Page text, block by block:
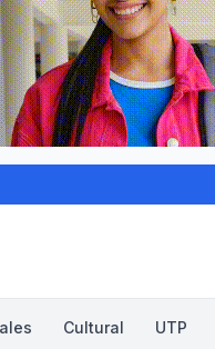
Cultural UTP